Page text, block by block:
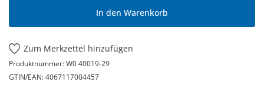
In den Warenkorb
Zum Merkzettel hinzufügen
Produktnummer:W0 40019-29
GTIN/EAN:4067117004457